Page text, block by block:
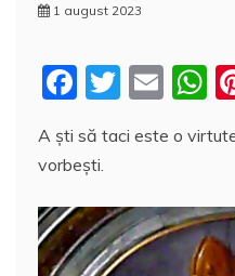
1 august 2023
F
a
c
e
b
o
T
itt
E
ai
A
p
A şti să taci este o
vorbeşti.